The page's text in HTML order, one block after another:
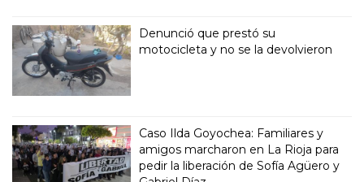
Denunció que prestó su
motocicleta y no se la devolvieron
Caso Ilda Goyochea: Familiares y
amigos marcharon en La Rioja para
pedir la liberación de Sofía Agüero y